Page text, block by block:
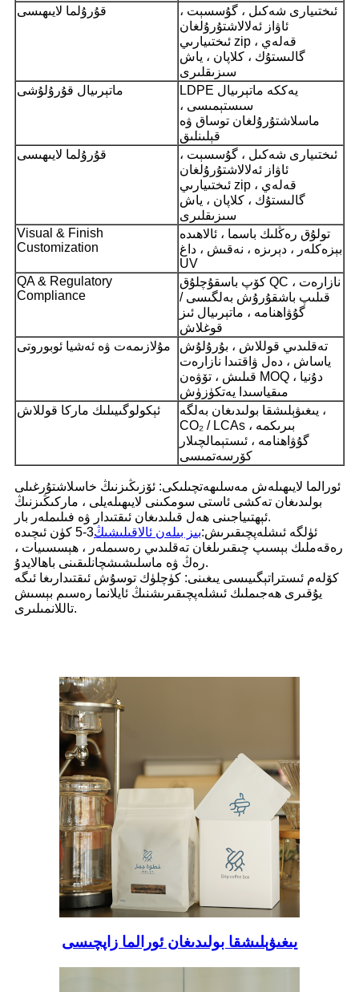
قۇرۇلما لايىھىسى
ئىختىيارى شەكىل ، گۇسسېت ،
ئاۋاز ئەلالاشتۇرۇلغان
ئىختىيارىي zip ، قەلەي
گالىستۇك ، كلاپان ، ياش
سىزىقلىرى
ماتېرىيال قۇرۇلۇشى
LDPE يەككە ماتېرىيال
سىستېمىسى ،
ماسلاشتۇرۇلغان توساق ۋە
قېلىنلىق
قۇرۇلما لايىھىسى
ئىختىيارى شەكىل ، گۇسسېت ،
ئاۋاز ئەلالاشتۇرۇلغان
ئىختىيارىي zip ، قەلەي
گالىستۇك ، كلاپان ، ياش
سىزىقلىرى
Visual & Finish
Customization
تولۇق رەڭلىك باسما ، ئالاھىدە
بېزەكلەر ، دېرىزە ، نەقىش ، داغ
UV
QA & Regulatory
Compliance
كۆپ باسقۇچلۇق QC ، نازارەت
قىلىپ باشقۇرۇش بەلگىسى /
گۇۋاھنامە ، ماتېرىيال ئىز
قوغلاش
مۇلازىمەت ۋە ئەشيا ئوبوروتى
تەقلىدىي قوللاش ، بۇرۇلۇش
ياساش ، دەل ۋاقتىدا نازارەت
قىلىش ، تۆۋەن MOQ ، دۇنيا
مىقياسىدا يەتكۈزۈش
ئېكولوگىيىلىك ماركا قوللاش
يىغىۋېلىشقا بولىدىغان بەلگە ،
CO₂ / LCAs ، بىرىكمە
گۇۋاھنامە ، ئىستېمالچىلار
كۆرسەتمىسى
ئورالما لايىھىلەش مەسلىھەتچىلىكى: ئۆزىڭىزنىڭ خاسلاشتۇرغىلى
بولىدىغان تەكشى ئاستى سومكىنى لايىھىلەيلى ، ماركىڭىزنىڭ
ئېھتىياجىنى ھەل قىلىدىغان ئىقتىدار ۋە فىلىملەر بار.
ئۈلگە ئىشلەپچىقىرىش:بىز بىلەن ئالاقىلىشىڭ
3-5 كۈن ئىچىدە
رەقەملىك بېسىپ چىقىرىلغان تەقلىدىي رەسىملەر ، ھېسسىيات ،
رەڭ ۋە ماسلىشىشچانلىقىنى باھالايدۇ.
كۆلەم ئىستراتېگىيىسى يىغىنى: كۈچلۈك توسۇش ئىقتىدارىغا ئىگە
يۇقىرى ھەجىملىك ​​ئىشلەپچىقىرىشنىڭ ئايلانما رەسىم بېسىش
تاللانمىلىرى.
يىغىۋېلىشقا بولىدىغان ئورالما زاپچىسى